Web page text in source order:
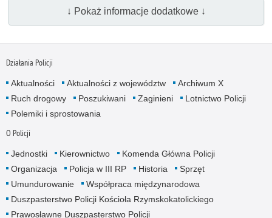
↓ Pokaż informacje dodatkowe ↓
Działania Policji
Aktualności Aktualności z województw
Archiwum X
Ruch drogowy
Poszukiwani Zaginieni
Lotnictwo Policji
Polemiki i sprostowania
O Policji
Jednostki Kierownictwo
Komenda Główna Policji
Organizacja
Policja w III RP Historia
Sprzęt
Umundurowanie
Współpraca międzynarodowa
Duszpasterstwo Policji Kościoła Rzymskokatolickiego
Prawosławne Duszpasterstwo Policji